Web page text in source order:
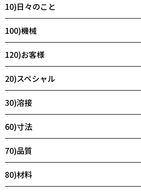
10)日々のこと
100)機械
120)お客様
20)スペシャル
30)溶接
60)寸法
70)品質
80)材料